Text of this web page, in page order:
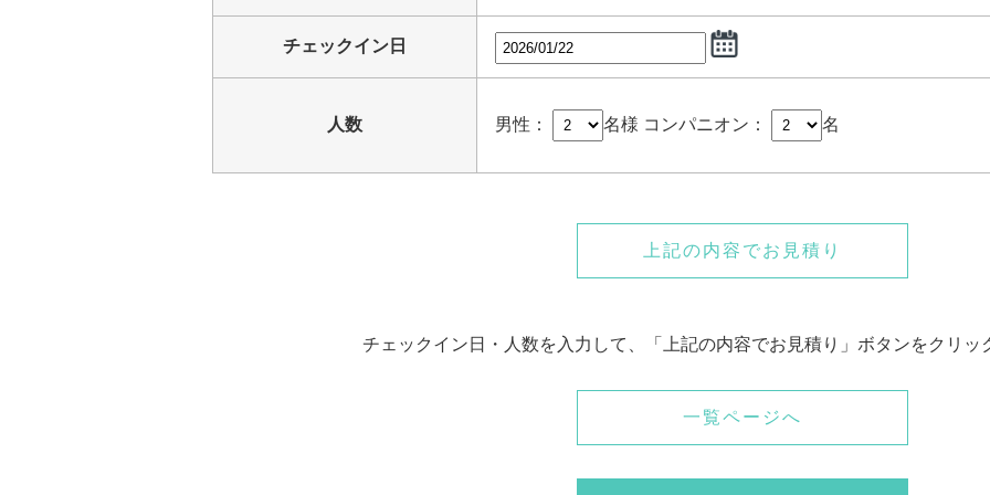
チェックイン日
人数 男性： 名様 コンパニオン： 名
上記の内容でお見積り
チェックイン日・人数を入力して、「上記の内容でお見積り」ボタンをクリッ
一覧ページへ